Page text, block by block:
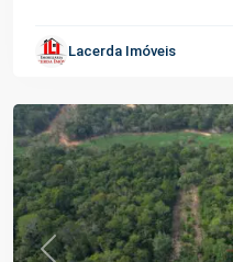
Lacerda Imóveis
Açu,